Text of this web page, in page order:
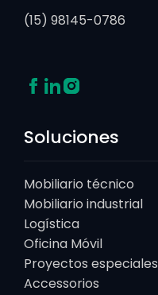
(15) 98145-0786
Soluciones
Mobiliario técnico
Mobiliario industrial
Logística
Oficina Móvil
Proyectos especiales
Accessorios